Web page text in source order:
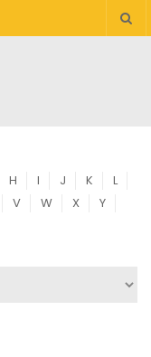
H I J K
L
V W X
Y